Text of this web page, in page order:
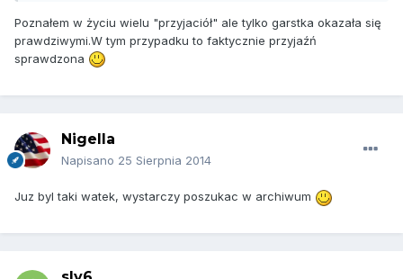
Poznałem w życiu wielu "przyjaciół" ale tylko garstka okazała się
prawdziwymi.W tym przypadku to faktycznie przyjaźń
sprawdzona
Nigella
Napisano 25 Sierpnia 2014
Juz byl taki watek, wystarczy poszukac w archiwum